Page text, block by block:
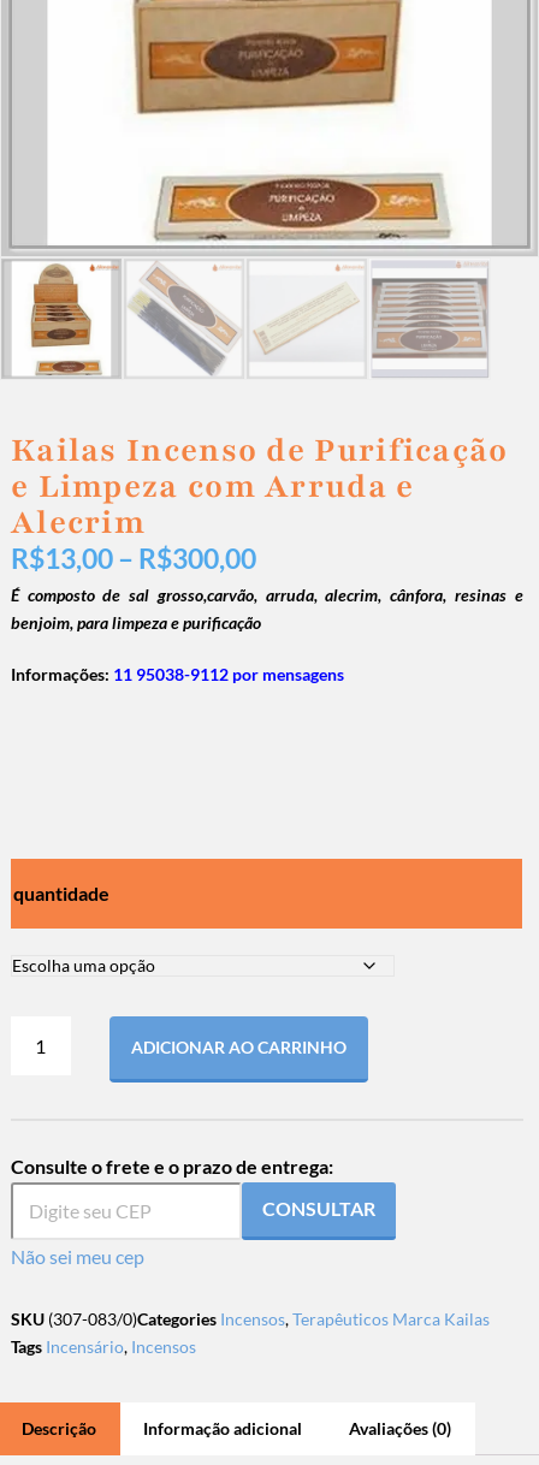
Kailas Incenso de Purificação
e Limpeza com Arruda e
Alecrim
R$13,00 – R$300,00
É composto de sal grosso,carvão, arruda, alecrim, cânfora, resinas e
benjoim, para limpeza e purificação
Informações: 11 95038-9112 por mensagens
quantidade
ADICIONAR AO CARRINHO
Consulte o frete e o prazo de entrega:
CONSULTAR
Não sei meu cep
SKU (307-083/0)Categories Incensos,Terapêuticos Marca Kailas
Tags Incensário, Incensos
Descrição Informação adicional Avaliações (0)